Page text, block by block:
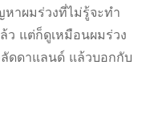
ผมร่วงที่ไม่รู้จะทำ
ว แต่ก็ดูเหมือนผมร่วง
ดดาแลนด์ แล้วบอกกับ